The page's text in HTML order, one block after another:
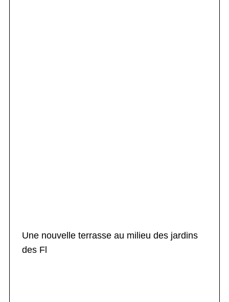
Une nouvelle terrasse au milieu des jardins
des Fl